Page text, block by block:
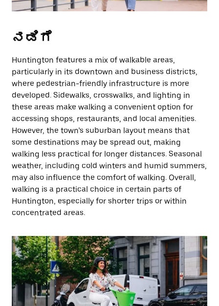
ನಡಿಗೆ
Huntington features a mix of walkable areas,
particularly in its downtown and business districts,
where pedestrian-friendly infrastructure is more
developed. Sidewalks, crosswalks, and lighting in
these areas make walking a convenient option for
accessing shops, restaurants, and local amenities.
However, the town’s suburban layout means that
some destinations may be spread out, making
walking less practical for longer distances. Seasonal
weather, including cold winters and humid summers,
may also influence the comfort of walking. Overall,
walking is a practical choice in certain parts of
Huntington, especially for shorter trips or within
concentrated areas.